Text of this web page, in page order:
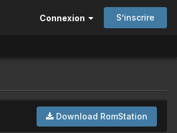
Connexion S’inscrire
Download RomStation